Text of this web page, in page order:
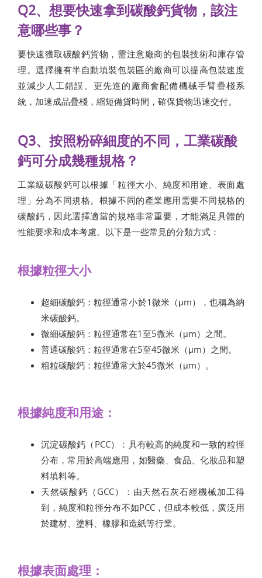
Q2、想要快速拿到碳酸鈣貨物，該注
意哪些事？
要快速獲取碳酸鈣貨物，需注意廠商的包裝技術和庫存管
理。選擇擁有半自動填裝包裝區的廠商可以提高包裝速度
並減少人工錯誤。更先進的廠商會配備機械手臂疊棧系
統，加速成品疊棧，縮短備貨時間，確保貨物迅速交付。
Q3、按照粉碎細度的不同，工業碳酸
鈣可分成幾種規格？
工業級碳酸鈣可以根據「粒徑大小、純度和用途、表面處
理」分為不同規格。根據不同的產業應用需要不同規格的
碳酸鈣，因此選擇適當的規格非常重要，才能滿足具體的
性能要求和成本考慮。以下是一些常見的分類方式：
根據粒徑大小
超細碳酸鈣：粒徑通常小於1微米（μm），也稱為納
米碳酸鈣。
微細碳酸鈣：粒徑通常在1至5微米（μm）之間。
普通碳酸鈣：粒徑通常在5至45微米（μm）之間。
粗粒碳酸鈣：粒徑通常大於45微米（μm）。
根據純度和用途：
沉淀碳酸鈣（PCC）：具有較高的純度和一致的粒徑
分布，常用於高端應用，如醫藥、食品、化妝品和塑
料填料等。
天然碳酸鈣（GCC）：由天然石灰石經機械加工得
到，純度和粒徑分布不如PCC，但成本較低，廣泛用
於建材、塗料、橡膠和造紙等行業。
根據表面處理：